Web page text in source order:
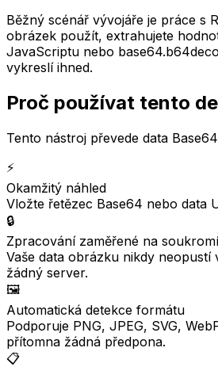
Běžný scénář vývojáře je práce s
obrázek použít, extrahujete
JavaScriptu nebo
vykreslí ihned.
Proč používat tento
Tento nástroj převede data
⚡
Okamžitý náhled
Vložte řetězec Base64 nebo data
🔒
Zpracování zaměřené na soukromí
Vaše data obrázku nikdy
žádný server.
🖼️
Automatická detekce formátu
Podporuje PNG, JPEG, SVG,
přítomna žádná předpona.
📋